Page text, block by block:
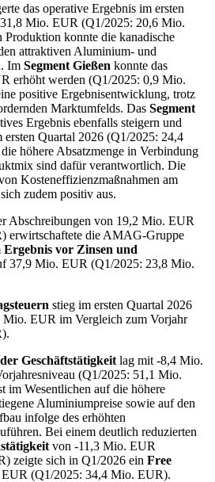
das operative Ergebnis im ersten
Mio. EUR (Q1/2025: 20,6 Mio.
konnte die kanadische
attraktiven Aluminium- und
Im Segment Gießen konnte das
erhöht werden (Q1/2025: 0,9 Mio.
positive Ergebnisentwicklung, trotz
Marktumfelds. Das Segment
Ergebnis ebenfalls steigern und
Quartal 2026 (Q1/2025: 24,4
höhere Absatzmenge in Verbindung
sind dafür verantwortlich. Die
Kosteneffizienzmaßnahmen am
zudem positiv aus.
Abschreibungen von 19,2 Mio. EUR
erwirtschaftete die AMAG-Gruppe
Ergebnis vor Zinsen und
37,9 Mio. EUR (Q1/2025: 23,8 Mio.
stieg im ersten Quartal 2026
EUR im Vergleich zum Vorjahr
Geschäftstätigkeit lag mit -8,4 Mio.
(Q1/2025: 51,1 Mio.
Wesentlichen auf die höhere
Aluminiumpreise sowie auf den
infolge des erhöhten
Bei einem deutlich reduzierten
von -11,3 Mio. EUR
zeigte sich in Q1/2026 ein Free
(Q1/2025: 34,4 Mio. EUR).